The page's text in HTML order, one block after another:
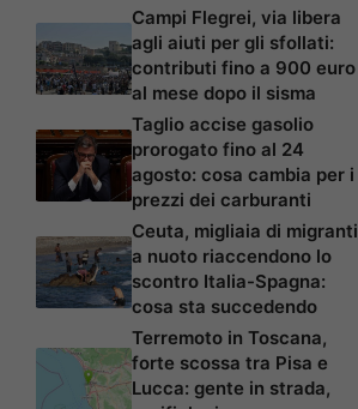
Campi Flegrei, via libera
agli aiuti per gli sfollati:
contributi fino a 900 euro
al mese dopo il sisma
Taglio accise gasolio
prorogato fino al 24
agosto: cosa cambia per i
prezzi dei carburanti
Ceuta, migliaia di migranti
a nuoto riaccendono lo
scontro Italia-Spagna:
cosa sta succedendo
Terremoto in Toscana,
forte scossa tra Pisa e
Lucca: gente in strada,